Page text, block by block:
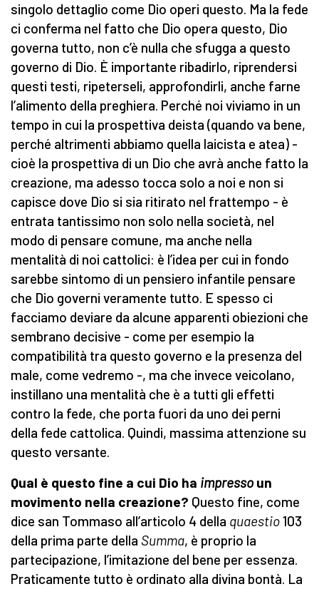
singolo dettaglio come Dio operi questo. Ma la fede
ci conferma nel fatto che Dio opera questo, Dio
governa tutto, non c’è nulla che sfugga a questo
governo di Dio. È importante ribadirlo, riprendersi
questi testi, ripeterseli, approfondirli, anche farne
l’alimento della preghiera. Perché noi viviamo in un
tempo in cui la prospettiva deista (quando va bene,
perché altrimenti abbiamo quella laicista e atea) -
cioè la prospettiva di un Dio che avrà anche fatto la
creazione, ma adesso tocca solo a noi e non si
capisce dove Dio si sia ritirato nel frattempo - è
entrata tantissimo non solo nella società, nel
modo di pensare comune, ma anche nella
mentalità di noi cattolici: è l’idea per cui in fondo
sarebbe sintomo di un pensiero infantile pensare
che Dio governi veramente tutto. E spesso ci
facciamo deviare da alcune apparenti obiezioni che
sembrano decisive - come per esempio la
compatibilità tra questo governo e la presenza del
male, come vedremo -, ma che invece veicolano,
instillano una mentalità che è a tutti gli effetti
contro la fede, che porta fuori da uno dei perni
della fede cattolica. Quindi, massima attenzione su
questo versante.
Qual è questo fine a cui Dio ha impresso un
movimento nella creazione? Questo fine, come
dice san Tommaso all’articolo 4 della quaestio103
della prima parte della Summa, è proprio la
partecipazione, l’imitazione del bene per essenza.
Praticamente tutto è ordinato alla divina bontà. La